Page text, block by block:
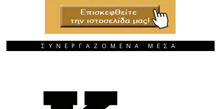
ΣΥΝΕΡΓΑΖΟΜΕΝΑ ΜΕΣΑ